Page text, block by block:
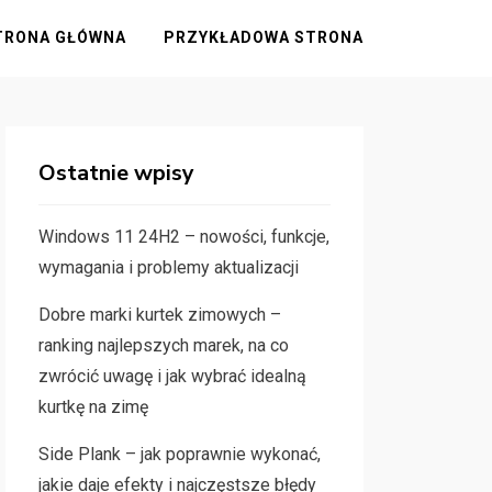
GŁÓWNA PRZYKŁADOWA STRONA
Ostatnie wpisy
Windows 11 24H2 – nowości, funkcje,
wymagania i problemy aktualizacji
Dobre marki kurtek zimowych –
ranking najlepszych marek, na co
zwrócić uwagę i jak wybrać idealną
kurtkę na zimę
Side Plank – jak poprawnie wykonać,
jakie daje efekty i najczęstsze błędy